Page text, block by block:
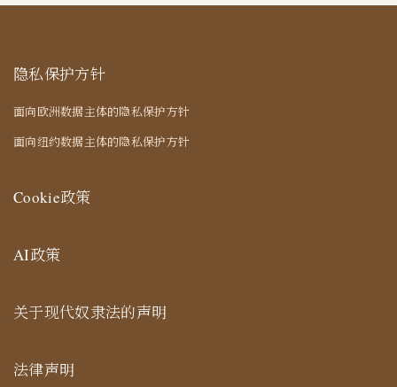
隐私保护方针
面向欧洲数据主体的隐私保护方针
面向纽约数据主体的隐私保护方针
Cookie政策
AI政策
关于现代奴隶法的声明
法律声明